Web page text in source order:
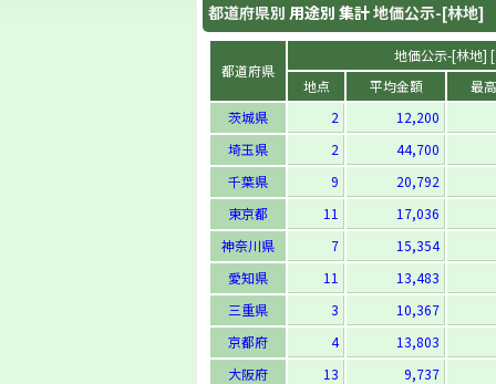
都道府県別 用途別 集計地価公示-[林地]
都道府県
地価公示-[林地]
地点
平均金額
最
茨城県
2
12,200
埼玉県
2
44,700
千葉県
9
20,792
東京都
11
17,036
神奈川県
7
15,354
愛知県
11
13,483
三重県
3
10,367
京都府
4
13,803
大阪府
13
9,737